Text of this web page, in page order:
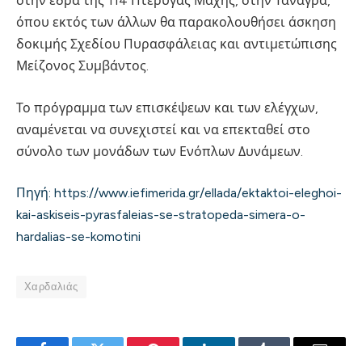
όπου εκτός των άλλων θα παρακολουθήσει άσκηση
δοκιμής Σχεδίου Πυρασφάλειας και αντιμετώπισης
Μείζονος Συμβάντος.
Το πρόγραμμα των επισκέψεων και των ελέγχων,
αναμένεται να συνεχιστεί και να επεκταθεί στο
σύνολο των μονάδων των Ενόπλων Δυνάμεων.
Πηγή: https://www.iefimerida.gr/ellada/ektaktoi-eleghoi-
kai-askiseis-pyrasfaleias-se-stratopeda-simera-o-
hardalias-se-komotini
Χαρδαλιάς